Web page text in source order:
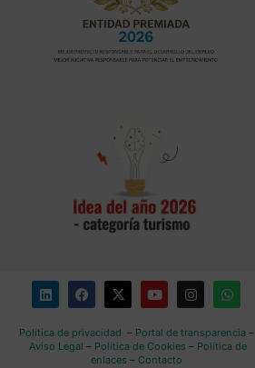
Política de privacidad – Portal de transparencia–
Aviso Legal – Política de Cookies – Política de
enlaces – Contacto